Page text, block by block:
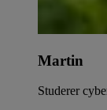
Martin
Studerer